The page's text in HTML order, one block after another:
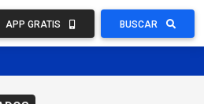
APP GRATIS BUSCAR